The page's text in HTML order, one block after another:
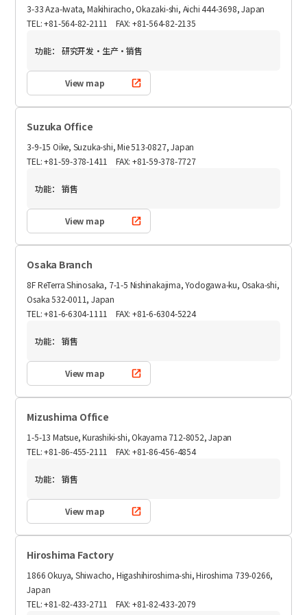
3-33 Aza-Iwata, Makihiracho, Okazaki-shi, Aichi 444-3698, Japan
TEL: +81-564-82-2111 FAX: +81-564-82-2135
功能： 研究开发・生产・销售
View map
Suzuka Office
3-9-15 Oike, Suzuka-shi, Mie 513-0827, Japan
TEL: +81-59-378-1411 FAX: +81-59-378-7727
功能： 销售
View map
Osaka Branch
8F ReTerra Shinosaka, 7-1-5 Nishinakajima, Yodogawa-ku, Osaka-shi,
Osaka 532-0011, Japan
TEL: +81-6-6304-1111 FAX: +81-6-6304-5224
功能： 销售
View map
Mizushima Office
1-5-13 Matsue, Kurashiki-shi, Okayama 712-8052, Japan
TEL: +81-86-455-2111 FAX: +81-86-456-4854
功能： 销售
View map
Hiroshima Factory
1866 Okuya, Shiwacho, Higashihiroshima-shi, Hiroshima 739-0266,
Japan
TEL: +81-82-433-2711 FAX: +81-82-433-2079